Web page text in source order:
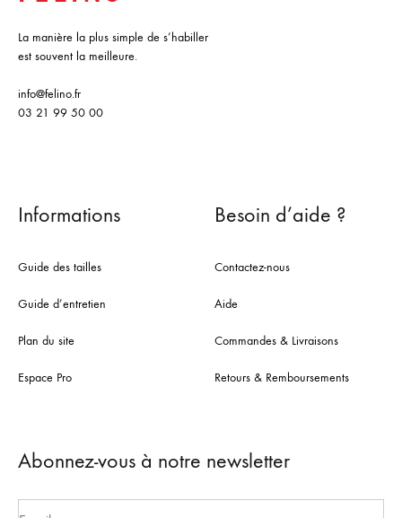
La manière la plus simple de s’habiller
est souvent la meilleure.
info@felino.fr
03 21 99 50 00
Informations
Guide des tailles
Guide d’entretien
Plan du site
Espace Pro
Besoin d’aide ?
Contactez-nous
Aide
Commandes & Livraisons
Retours & Remboursements
Abonnez-vous à notre newsletter